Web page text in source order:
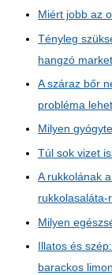
Miért jobb az
Tényleg
hangzó
A száraz bőr
probléma
Milyen
Túl sok vizet
A rukkolának
rukkolasaláta-
Milyen
Illatos és
barackos